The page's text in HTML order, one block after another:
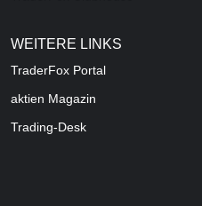
WEITERE LINKS
TraderFox Portal
aktien Magazin
Trading-Desk